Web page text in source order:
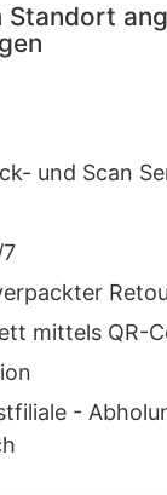
Standort
und Scan
mittels QR-
-